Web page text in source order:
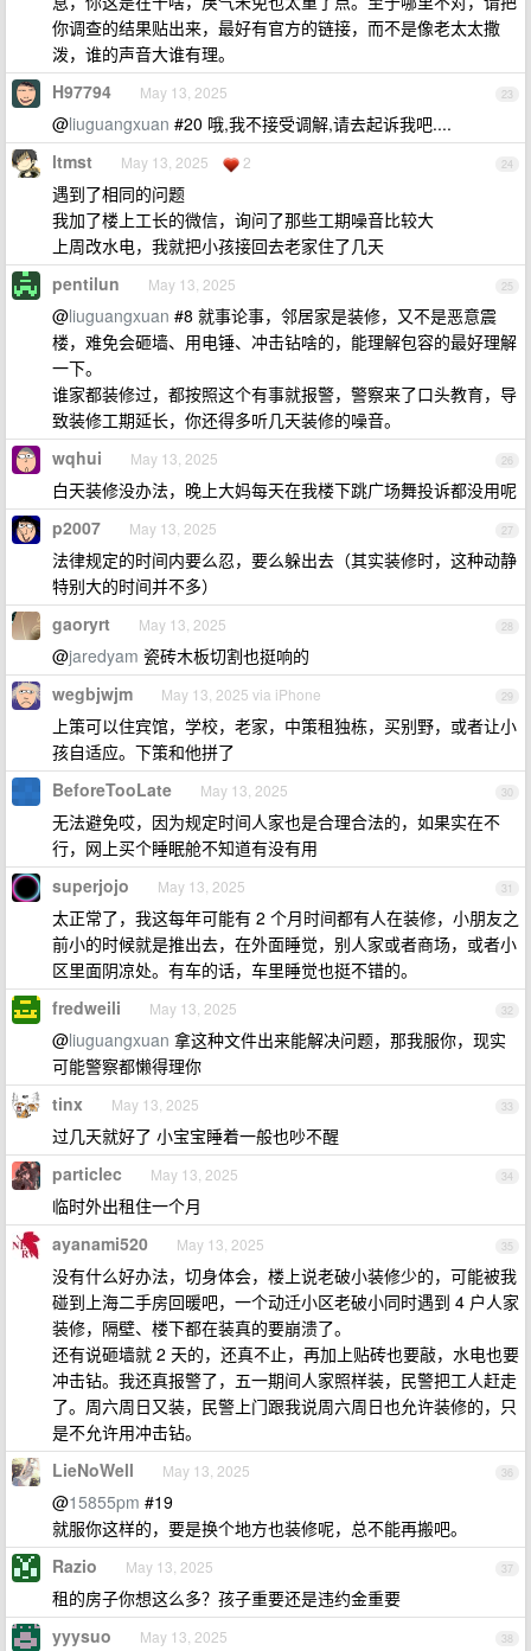
你调查的结果贴出来，最好有官方的链接，而不是像老太太撒
泼，谁的声音大谁有理。
23
H97794 May 13, 2025
@liuguangxuan #20 哦,我不接受调解,请去起诉我吧....
24
ltmst May 13, 2025 2
遇到了相同的问题
我加了楼上工长的微信，询问了那些工期噪音比较大
上周改水电，我就把小孩接回去老家住了几天
25
pentilun May 13, 2025
@liuguangxuan #8 就事论事，邻居家是装修，又不是恶意震
楼，难免会砸墙、用电锤、冲击钻啥的，能理解包容的最好理解
一下。
谁家都装修过，都按照这个有事就报警，警察来了口头教育，导
致装修工期延长，你还得多听几天装修的噪音。
26
wqhui May 13, 2025
白天装修没办法，晚上大妈每天在我楼下跳广场舞投诉都没用呢
27
p2007 May 13, 2025
法律规定的时间内要么忍，要么躲出去（其实装修时，这种动静
特别大的时间并不多）
28
gaoryrt May 13, 2025
@jaredyam 瓷砖木板切割也挺响的
29
wegbjwjm May 13, 2025 via iPhone
上策可以住宾馆，学校，老家，中策租独栋，买别野，或者让小
孩自适应。下策和他拼了
30
BeforeTooLate May 13, 2025
无法避免哎，因为规定时间人家也是合理合法的，如果实在不
行，网上买个睡眠舱不知道有没有用
31
superjojo May 13, 2025
太正常了，我这每年可能有 2 个月时间都有人在装修，小朋友之
前小的时候就是推出去，在外面睡觉，别人家或者商场，或者小
区里面阴凉处。有车的话，车里睡觉也挺不错的。
32
fredweili May 13, 2025
@liuguangxuan 拿这种文件出来能解决问题，那我服你，现实
可能警察都懒得理你
33
tinx May 13, 2025
过几天就好了 小宝宝睡着一般也吵不醒
34
particlec May 13, 2025
临时外出租住一个月
35
ayanami520 May 13, 2025
没有什么好办法，切身体会，楼上说老破小装修少的，可能被我
碰到上海二手房回暖吧，一个动迁小区老破小同时遇到 4 户人家
装修，隔壁、楼下都在装真的要崩溃了。
还有说砸墙就 2 天的，还真不止，再加上贴砖也要敲，水电也要
冲击钻。我还真报警了，五一期间人家照样装，民警把工人赶走
了。周六周日又装，民警上门跟我说周六周日也允许装修的，只
是不允许用冲击钻。
36
LieNoWell May 13, 2025
@15855pm #19
就服你这样的，要是换个地方也装修呢，总不能再搬吧。
37
Razio May 13, 2025
租的房子你想这么多？孩子重要还是违约金重要
38
yyysuo May 13, 2025